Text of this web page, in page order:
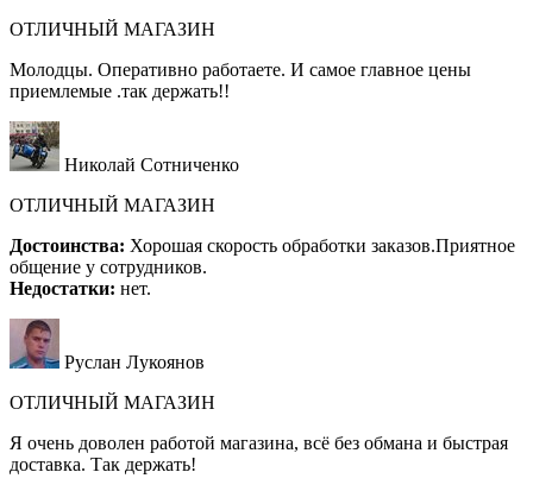
ОТЛИЧНЫЙ МАГАЗИН
Молодцы. Оперативно работаете. И самое главное цены
приемлемые .так держать!!
Николай Сотниченко
ОТЛИЧНЫЙ МАГАЗИН
Достоинства: Хорошая скорость обработки заказов.Приятное
общение у сотрудников.
Недостатки: нет.
Руслан Лукоянов
ОТЛИЧНЫЙ МАГАЗИН
Я очень доволен работой магазина, всё без обмана и быстрая
доставка. Так держать!